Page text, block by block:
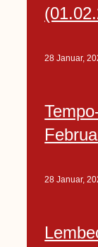
28 Januar,
28 Januar,